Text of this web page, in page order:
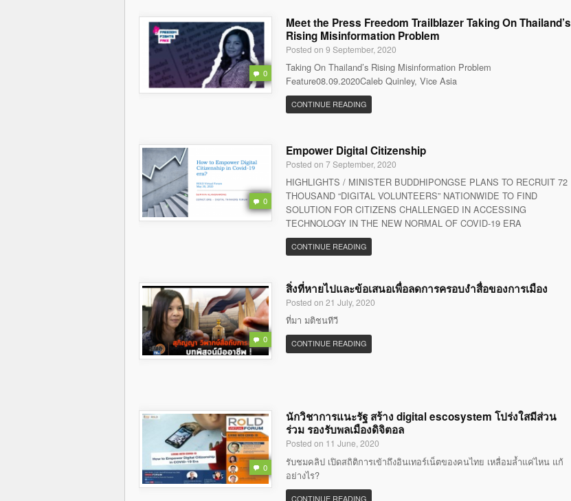
0
Meet the Press Freedom Trailblazer Taking On Thailand’s
Rising Misinformation Problem
Posted on 9 September, 2020
Taking On Thailand’s Rising Misinformation Problem
Feature08.09.2020Caleb Quinley, Vice Asia
CONTINUE READING
0
Empower Digital Citizenship
Posted on 7 September, 2020
HIGHLIGHTS / MINISTER BUDDHIPONGSE PLANS TO RECRUIT 72
THOUSAND “DIGITAL VOLUNTEERS” NATIONWIDE TO FIND
SOLUTION FOR CITIZENS CHALLENGED IN ACCESSING
TECHNOLOGY IN THE NEW NORMAL OF COVID-19 ERA
CONTINUE READING
0
สิ่งที่หายไปและข้อเสนอเพื่อลดการครอบงำสื่อของการเมือง
Posted on 21 July, 2020
ที่มา มติชนทีวี
CONTINUE READING
0
นักวิชาการแนะรัฐ สร้าง digital escosystem โปร่งใสมีส่วน
ร่วม รองรับพลเมืองดิจิตอล
Posted on 11 June, 2020
รับชมคลิป เปิดสถิติการเข้าถึงอินเทอร์เน็ตของคนไทย เหลื่อมล้ำแค่ไหน แก้
อย่างไร?
CONTINUE READING